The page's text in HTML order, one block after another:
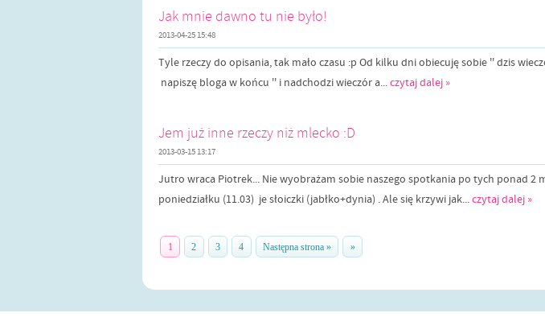
Jak mnie dawno tu nie było!
2013-04-25 15:48
Tyle rzeczy do opisania, tak mało czasu :p Od kilku dni obiecuję sobie '' dzis
napiszę bloga w końcu '' i nadchodzi wieczór a...czytaj dalej »
Jem już inne rzeczy niż mlecko :D
2013-03-15 13:17
Jutro wraca Piotrek... Nie wyobrażam sobie naszego spotkania po tych ponad 2
poniedziałku (11.03) je słoiczki (jabłko+dynia) . Ale się krzywi jak...czytaj dalej »
1 2 3 4 Następna strona » »